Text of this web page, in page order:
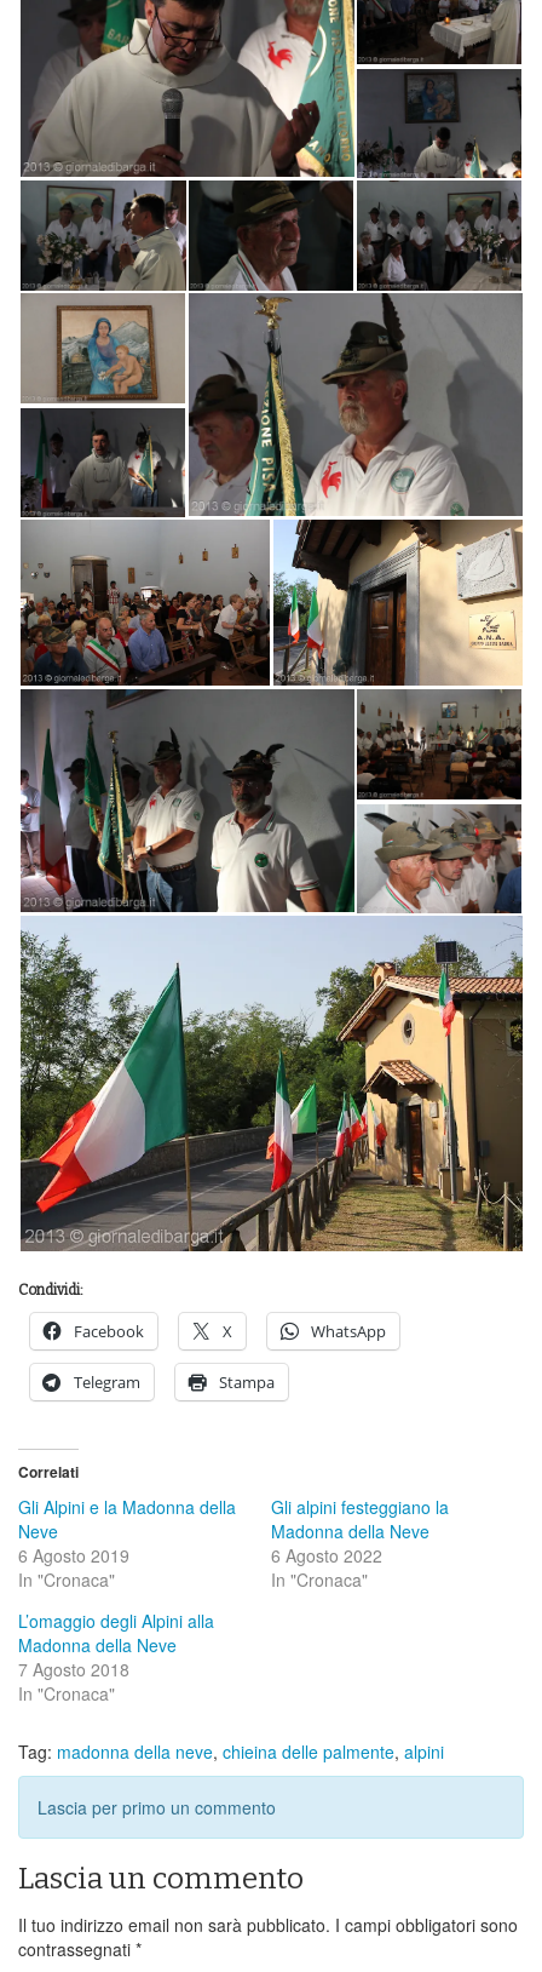
Condividi:
Facebook X WhatsApp
Telegram Stampa
Correlati
Gli Alpini e la Madonna della
Neve
6 Agosto 2019
In "Cronaca"
Gli alpini festeggiano la
Madonna della Neve
6 Agosto 2022
In "Cronaca"
L’omaggio degli Alpini alla
Madonna della Neve
7 Agosto 2018
In "Cronaca"
Tag: madonna della neve, chieina delle palmente, alpini
Lascia per primo un commento
Lascia un commento
Il tuo indirizzo email non sarà pubblicato. I campi obbligatori sono
contrassegnati *